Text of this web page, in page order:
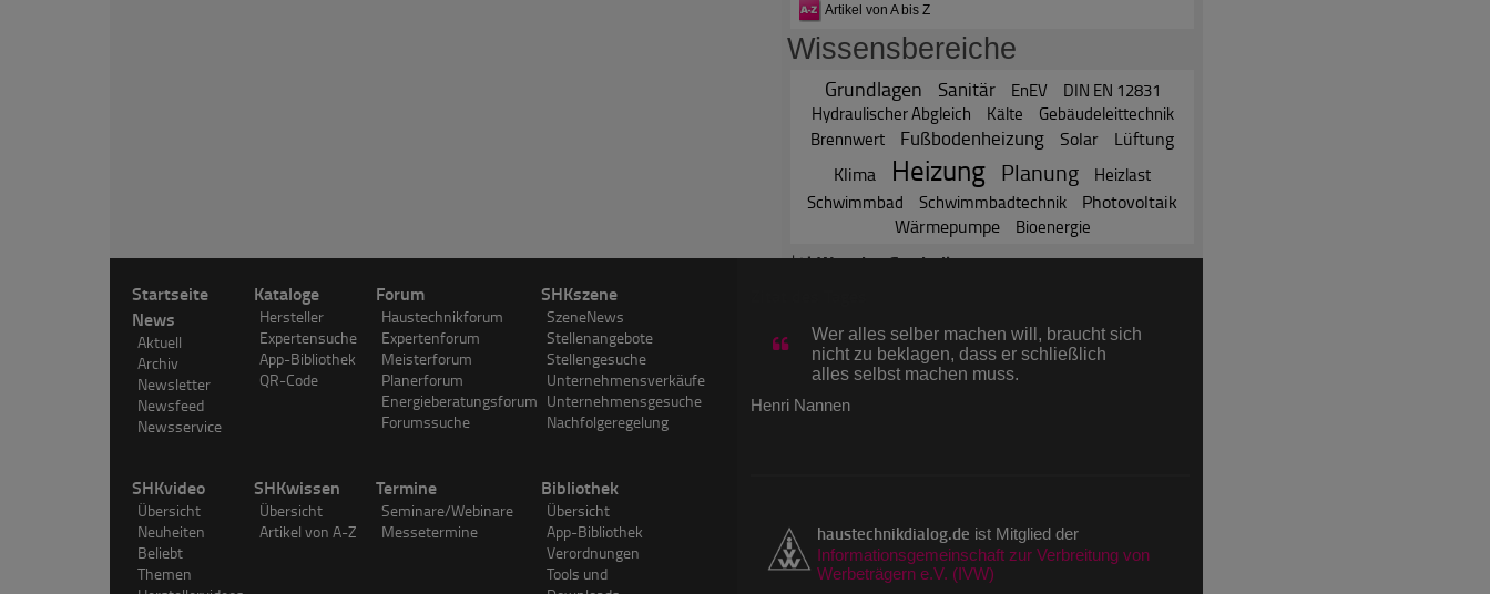
Artikel von A bis Z
Wissensbereiche
Grundlagen Sanitär EnEV
DIN EN 12831
Hydraulischer Abgleich
Kälte
Gebäudeleittechnik
Brennwert
Fußbodenheizung Solar
Lüftung
Klima
Heizung Planung
Heizlast
Schwimmbad
Schwimmbadtechnik
Photovoltaik
Wärmepumpe
Bioenergie
Website-Statistik
70.311
Experten
3.824.346
Forumsbeiträge
750.129
Startseite
News
Aktuell
Archiv
Newsletter
Newsfeed
Newsservice
Kataloge
Hersteller
Expertensuche
App-Bibliothek
QR-Code
Forum
Haustechnikforum
Expertenforum
Meisterforum
Planerforum
Energieberatungsforum
Forumssuche
SHKszene
SzeneNews
Stellenangebote
Stellengesuche
Unternehmensverkäufe
Unternehmensgesuche
Nachfolgeregelung
SHKvideo
Übersicht
Neuheiten
Beliebt
Themen
SHKwissen
Übersicht
Artikel von A-Z
Termine
Seminare/Webinare
Messetermine
Bibliothek
Übersicht
App-Bibliothek
Verordnungen
Tools und
Wer alles selber machen will, braucht sich
nicht zu beklagen, dass er schließlich
alles selbst machen muss.
Henri Nannen
haustechnikdialog.de ist Mitglied der
Informationsgemeinschaft zur Verbreitung von
Werbeträgern e.V. (IVW)